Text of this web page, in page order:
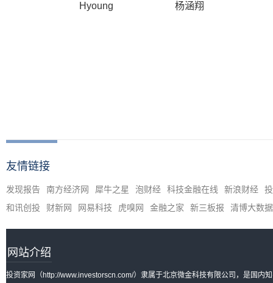
Hyoung 杨涵翔
友情链接
发现报告 南方经济网 犀牛之星 泡财经 科技金融在线 新浪财经
和讯创投
财新网 网易科技 虎嗅网 金融之家 新三板报 清博大数据
网站介绍
投资家网（http://www.investorscn.com/）隶属于北京微金科技有限公司，是国内